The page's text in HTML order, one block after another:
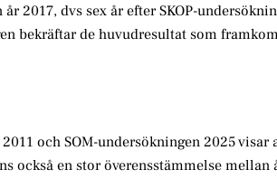
2017, dvs sex år efter SKOP-
bekräftar de huvudresultat som
och SOM-undersökningen 2025
också en stor överensstämmelse